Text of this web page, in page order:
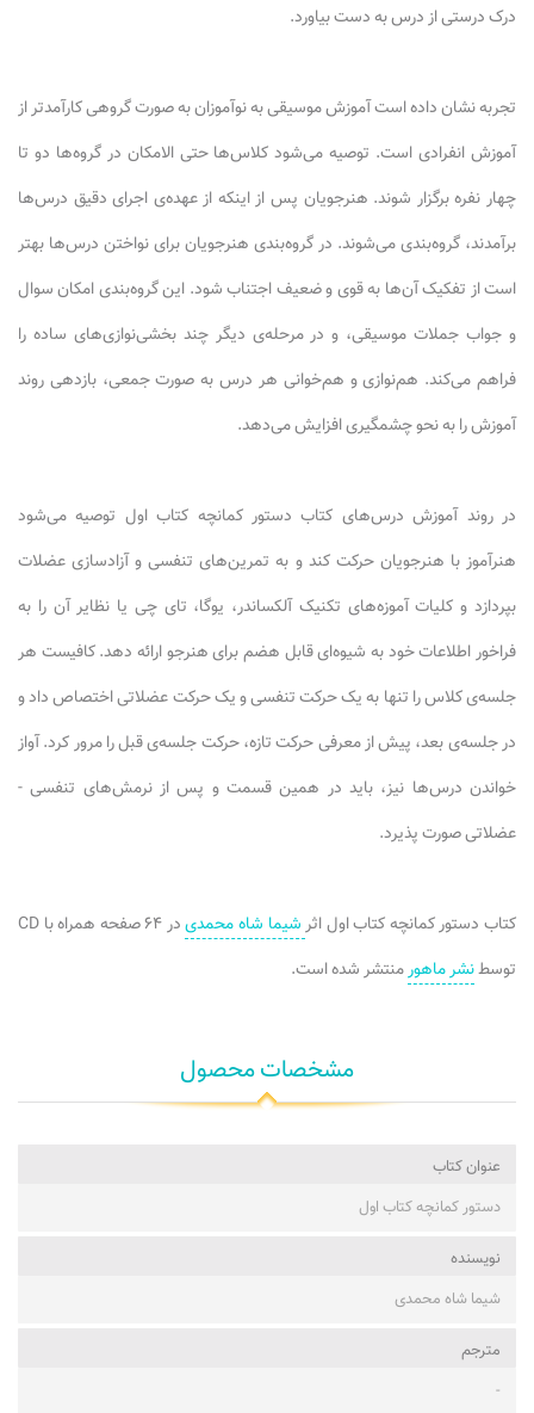
درک درستی از درس به دست بیاورد.
تجربه نشان داده است آموزش موسیقی به نوآموزان به صورت گروهی کارآمدتر از
آموزش انفرادی است. توصیه می‌شود کلاس‌ها حتی الامکان در گروه‌ها دو تا
چهار نفره برگزار شوند. هنرجویان پس از اینکه از عهده‌ی اجرای دقیق درس‌ها
برآمدند، گروه‌بندی می‌شوند. در گروه‌بندی هنرجویان برای نواختن درس‌ها بهتر
است از تفکیک آن‌ها به قوی و ضعیف اجتناب شود. این گروه‌بندی امکان سوال
و جواب جملات موسیقی، و در مرحله‌‌ی دیگر چند بخشی‌نوازی‌های ساده را
فراهم می‌کند. هم‌نوازی و هم‌خوانی هر درس به صورت جمعی، بازدهی روند
آموزش را به نحو چشمگیری افزایش می‌دهد.
در روند آموزش درس‌های کتاب دستور کمانچه کتاب اول توصیه می‌شود
هنرآموز با هنرجویان حرکت کند و به تمرین‌های تنفسی و آزادسازی عضلات
بپردازد و کلیات آموزه‌های تکنیک آلکساندر، یوگا، تای چی یا نظایر آن را به
فراخور اطلاعات خود به شیوه‌ای قابل هضم برای هنرجو ارائه دهد. کافیست هر
جلسه‌ی کلاس را تنها به یک حرکت تنفسی و یک حرکت عضلاتی اختصاص داد و
در جلسه‌ی بعد، پیش از معرفی حرکت تازه، حرکت جلسه‌ی قبل را مرور کرد. آواز
خواندن درس‌ها نیز، باید در همین قسمت و پس از نرمش‌های تنفسی -
عضلاتی صورت پذیرد.
کتاب دستور کمانچه کتاب اول اثر شیما شاه محمدی
در ۶۴ صفحه همراه با CD
توسطنشر ماهورمنتشر شده است.
مشخصات محصول
عنوان کتاب
دستور کمانچه کتاب اول
نویسنده
شیما شاه محمدی
مترجم
-